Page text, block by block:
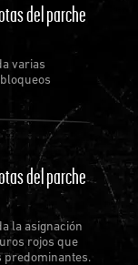
del parche
varias
del parche
la asignación
rojos que
predominantes.